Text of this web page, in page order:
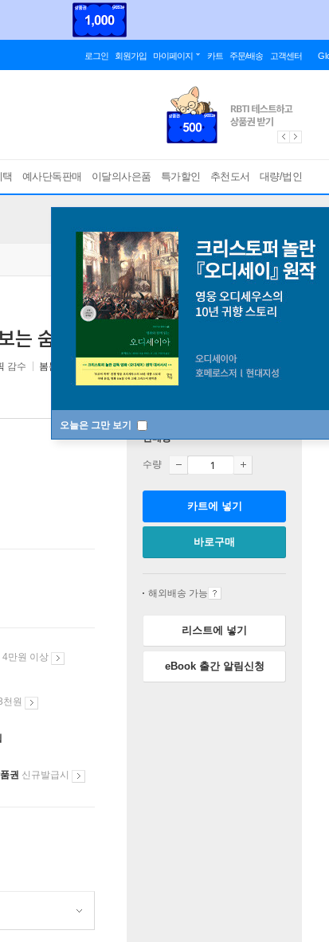
로그인 회원가입 마이페이지 카트 주문/배송 고객센터
예사단독판매 이달의사은품 특가할인 추천도서 대량/법인
오늘은 그만 보기
숨겨진 공룡지식백과
감수 봄봄스쿨 2019년 07월 25일
4만원 이상
천원
권 신규발급시
판매중
수량
카트에 넣기
바로구매
해외배송 가능
리스트에 넣기
eBook 출간 알림신청